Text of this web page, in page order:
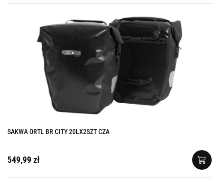
SAKWA ORTL BR CITY 20LX2SZT CZA
549,99 zł